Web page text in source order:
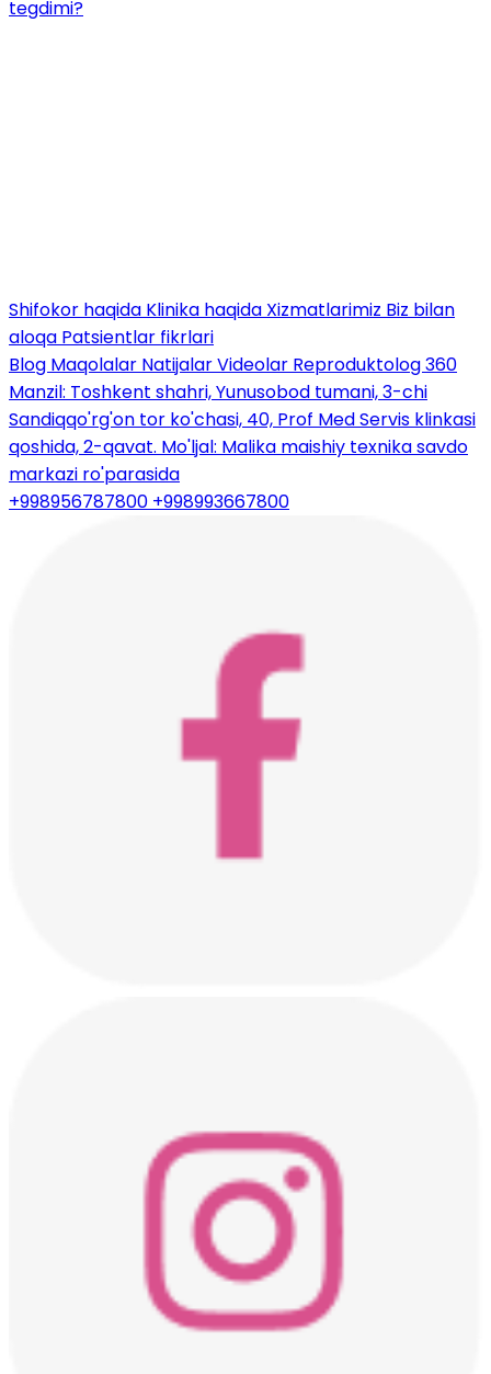
tegdimi?
Shifokor haqida Klinika haqida Xizmatlarimiz Biz bilan
aloqa Patsientlar fikrlari
Blog Maqolalar NatijalarVideolar Reproduktolog 360
Manzil: Toshkent shahri, Yunusobod tumani, 3-chi
Sandiqqo'rg'on tor ko'chasi, 40, Prof Med Servis klinkasi
qoshida, 2-qavat. Mo'ljal: Malika maishiy texnika savdo
markazi ro'parasida
+998956787800 +998993667800